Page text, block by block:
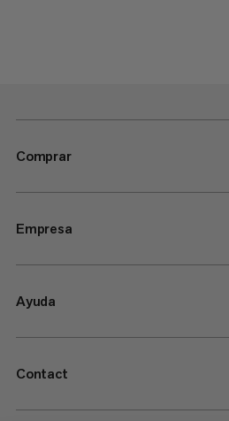
Comprar
Empresa
Ayuda
Contact